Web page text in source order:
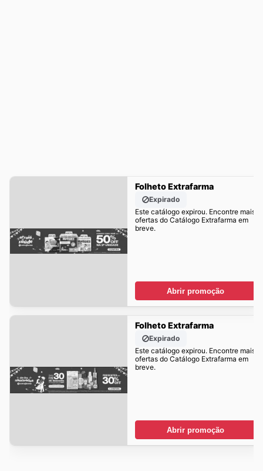
Folheto Extrafarma
Expirado
Este catálogo expirou. Encontre mais
ofertas do Catálogo Extrafarma em
breve.
Abrir promoção
Folheto Extrafarma
Expirado
Este catálogo expirou. Encontre mais
ofertas do Catálogo Extrafarma em
breve.
Abrir promoção